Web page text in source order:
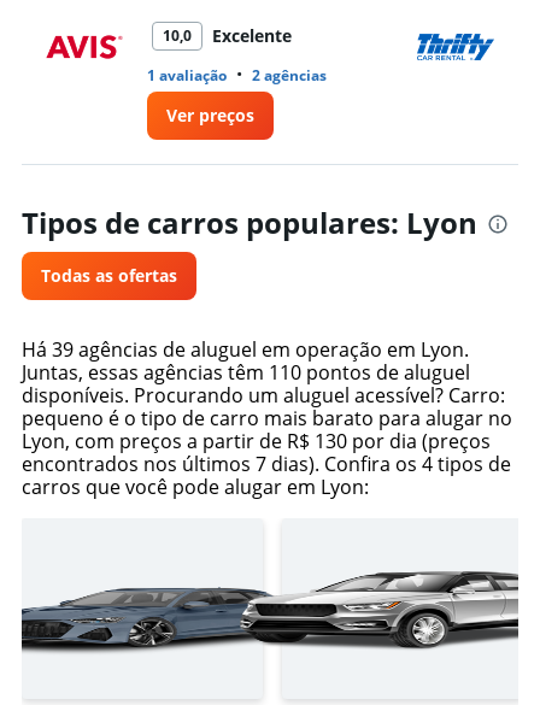
10,0 Excelente
1 avaliação • 2 agências
Ver preços
Tipos de carros populares: Lyon
Todas as ofertas
Há 39 agências de aluguel em operação em Lyon.
Juntas, essas agências têm 110 pontos de aluguel
disponíveis. Procurando um aluguel acessível? Carro:
pequeno é o tipo de carro mais barato para alugar no
Lyon, com preços a partir de R$ 130 por dia (preços
encontrados nos últimos 7 dias). Confira os 4 tipos de
carros que você pode alugar em Lyon: